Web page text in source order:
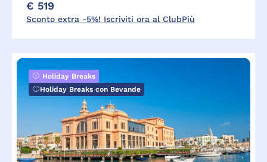
€ 519
Sconto extra -5%! Iscriviti ora al ClubPiù
Holiday Breaks
Holiday Breaks con Bevande